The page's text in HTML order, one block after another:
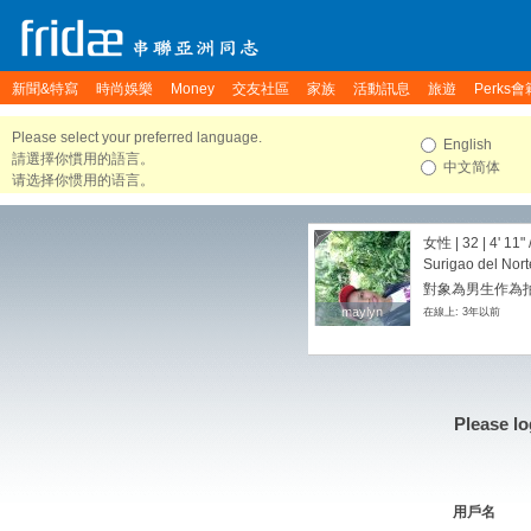
新聞&特寫 時尚娛樂 Money 交友社區 家族 活動訊息 旅遊 Perks會
Please select your preferred language.
請選擇你慣用的語言。
请选择你惯用的语言。
English
中文简体
maylyn
maylyn
女性 | 32 | 4' 11"
Surigao del
對象為男生作為
在線上: 3年以前
Please
用戶名